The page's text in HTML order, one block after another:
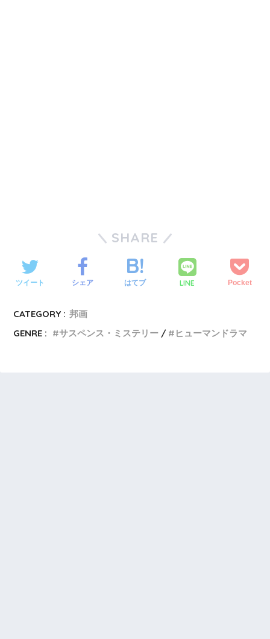
SHARE
ツイート シェア はてブ LINE Pocket
CATEGORY : 邦画
GENRE :
サスペンス・ミステリー ヒューマンドラマ